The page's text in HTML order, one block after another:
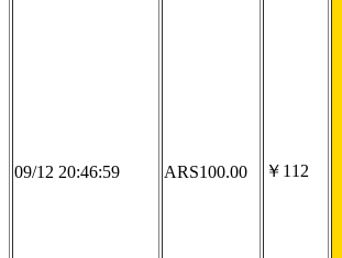
09/12 20:46:59 ARS100.00 ￥112